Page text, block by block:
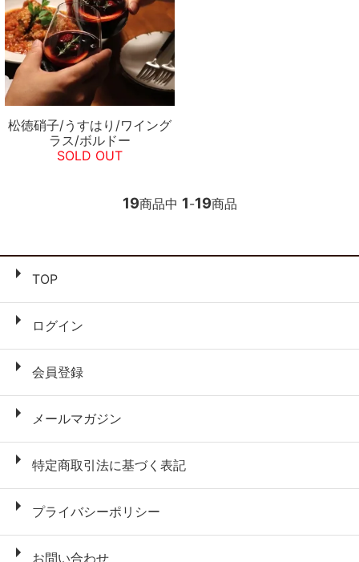
松徳硝子/うすはり/ワイング
ラス/ボルドー
SOLD OUT
19商品中 1-19商品
TOP
ログイン
会員登録
メールマガジン
特定商取引法に基づく表記
プライバシーポリシー
お問い合わせ